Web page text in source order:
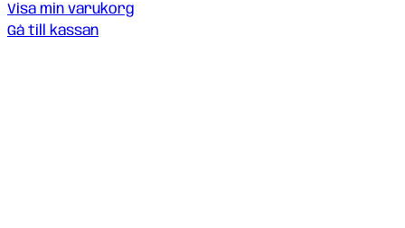
i
Visa min varukorg
Gå till kassan